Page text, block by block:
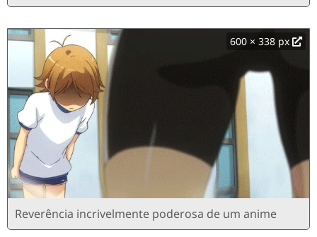
600 × 338 px
Reverência incrivelmente poderosa de um anime